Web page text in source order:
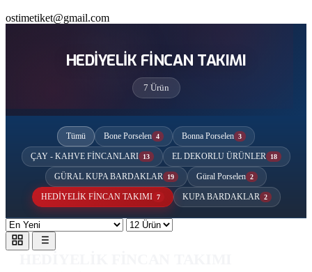
ostimetiket@gmail.com
HEDİYELİK FİNCAN TAKIMI
7 Ürün
Tümü Bone Porselen 4 Bonna Porselen 3
ÇAY - KAHVE FİNCANLARI 13 EL DEKORLU ÜRÜNLER 18
GÜRAL KUPA BARDAKLAR 19 Güral Porselen 2
HEDİYELİK FİNCAN TAKIMI 7 KUPA BARDAKLAR 2